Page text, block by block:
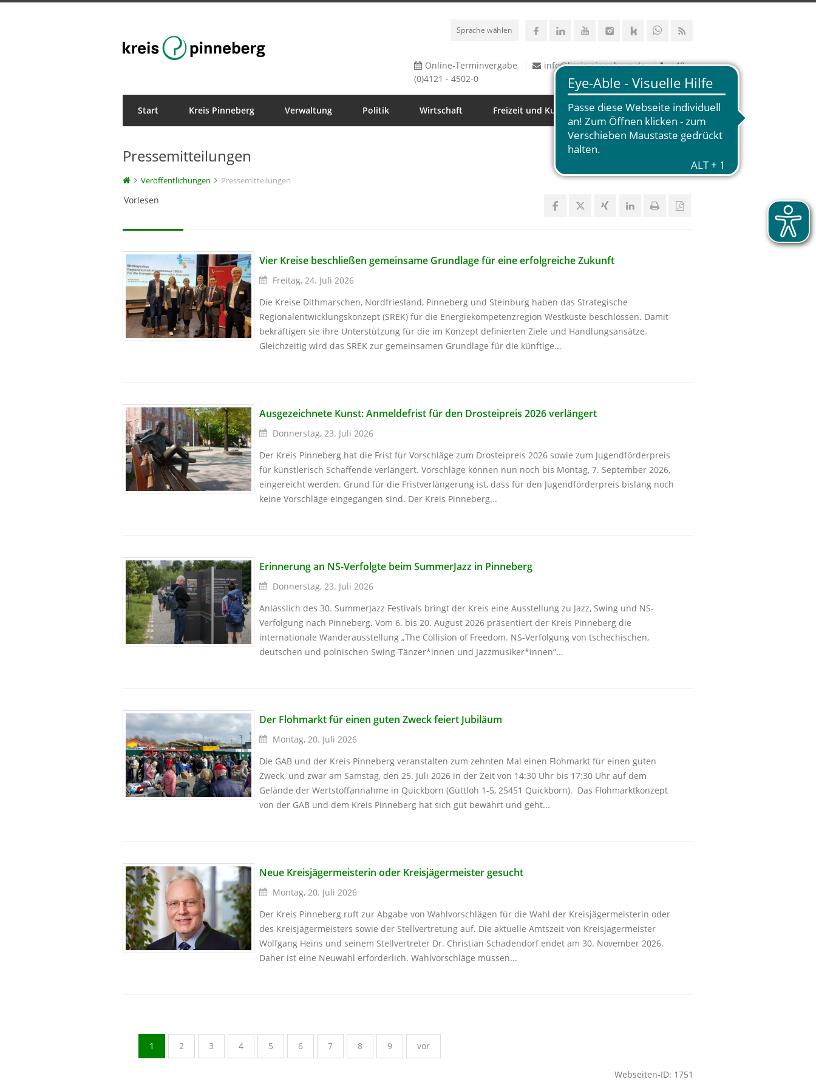
Sprache wählen
Online-Terminvergabe info@kreis-pinneberg.de
+49
(0)4121 - 4502-0
Start Kreis Pinneberg Verwaltung Politik Wirtschaft Freizeit und Kultur
Pressemitteilungen
Veröffentlichungen Pressemitteilungen
Vorlesen
Vier Kreise beschließen gemeinsame Grundlage für eine erfolgreiche Zukunft
Freitag, 24. Juli 2026
Die Kreise Dithmarschen, Nordfriesland, Pinneberg und Steinburg haben das Strategische
Regionalentwicklungskonzept (SREK) für die Energiekompetenzregion Westküste beschlossen. Damit
bekräftigen sie ihre Unterstützung für die im Konzept definierten Ziele und Handlungsansätze.
Gleichzeitig wird das SREK zur gemeinsamen Grundlage für die künftige...
Ausgezeichnete Kunst: Anmeldefrist für den Drosteipreis 2026 verlängert
Donnerstag, 23. Juli 2026
Der Kreis Pinneberg hat die Frist für Vorschläge zum Drosteipreis 2026 sowie zum Jugendförderpreis
für künstlerisch Schaffende verlängert. Vorschläge können nun noch bis Montag, 7. September 2026,
eingereicht werden. Grund für die Fristverlängerung ist, dass für den Jugendförderpreis bislang noch
keine Vorschläge eingegangen sind. Der Kreis Pinneberg...
Erinnerung an NS-Verfolgte beim SummerJazz in Pinneberg
Donnerstag, 23. Juli 2026
Anlässlich des 30. SummerJazz Festivals bringt der Kreis eine Ausstellung zu Jazz, Swing und NS-
Verfolgung nach Pinneberg. Vom 6. bis 20. August 2026 präsentiert der Kreis Pinneberg die
internationale Wanderausstellung „The Collision of Freedom. NS-Verfolgung von tschechischen,
deutschen und polnischen Swing-Tänzer*innen und Jazzmusiker*innen“...
Der Flohmarkt für einen guten Zweck feiert Jubiläum
Montag, 20. Juli 2026
Die GAB und der Kreis Pinneberg veranstalten zum zehnten Mal einen Flohmarkt für einen guten
Zweck, und zwar am Samstag, den 25. Juli 2026 in der Zeit von 14:30 Uhr bis 17:30 Uhr auf dem
Gelände der Wertstoffannahme in Quickborn (Güttloh 1-5, 25451 Quickborn). Das Flohmarktkonzept
von der GAB und dem Kreis Pinneberg hat sich gut bewährt und geht...
Neue Kreisjägermeisterin oder Kreisjägermeister gesucht
Montag, 20. Juli 2026
Der Kreis Pinneberg ruft zur Abgabe von Wahlvorschlägen für die Wahl der Kreisjägermeisterin oder
des Kreisjägermeisters sowie der Stellvertretung auf. Die aktuelle Amtszeit von Kreisjägermeister
Wolfgang Heins und seinem Stellvertreter Dr. Christian Schadendorf endet am 30. November 2026.
Daher ist eine Neuwahl erforderlich. Wahlvorschläge müssen...
1 2 3 4 5 6 7 8 9 vor
Webseiten-ID: 1751